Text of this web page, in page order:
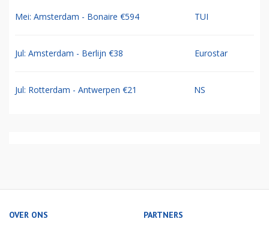
Mei: Amsterdam - Bonaire €594 TUI
Jul: Amsterdam - Berlijn €38 Eurostar
Jul: Rotterdam - Antwerpen €21 NS
OVER ONS PARTNERS